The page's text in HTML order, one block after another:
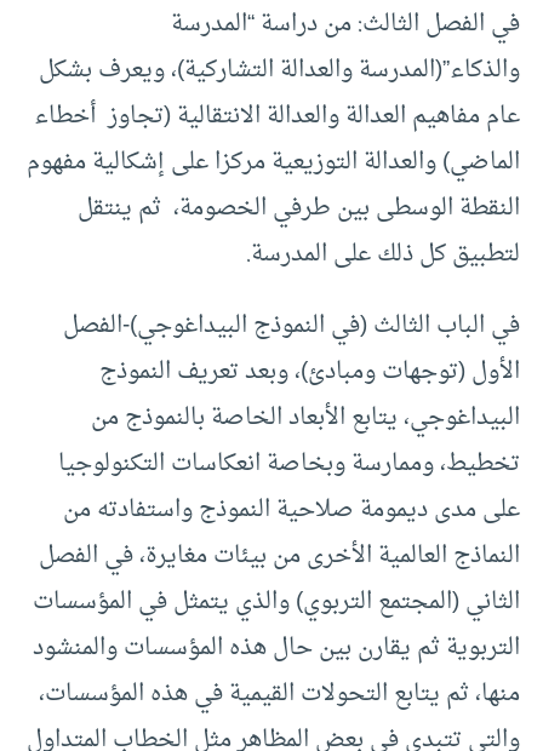
في الفصل الثالث: من دراسة “المدرسة
والذكاء”(المدرسة والعدالة التشاركية)، ويعرف بشكل
عام مفاهيم العدالة والعدالة الانتقالية (تجاوز أخطاء
الماضي) والعدالة التوزيعية مركزا على إشكالية مفهوم
النقطة الوسطى بين طرفي الخصومة، ثم ينتقل
لتطبيق كل ذلك على المدرسة.
في الباب الثالث (في النموذج البيداغوجي)-الفصل
الأول (توجهات ومبادئ)، وبعد تعريف النموذج
البيداغوجي، يتابع الأبعاد الخاصة بالنموذج من
تخطيط، وممارسة وبخاصة انعكاسات التكنولوجيا
على مدى ديمومة صلاحية النموذج واستفادته من
النماذج العالمية الأخرى من بيئات مغايرة، في الفصل
الثاني (المجتمع التربوي) والذي يتمثل في المؤسسات
التربوية ثم يقارن بين حال هذه المؤسسات والمنشود
منها، ثم يتابع التحولات القيمية في هذه المؤسسات،
والتي تتبدى في بعض المظاهر مثل الخطاب المتداول